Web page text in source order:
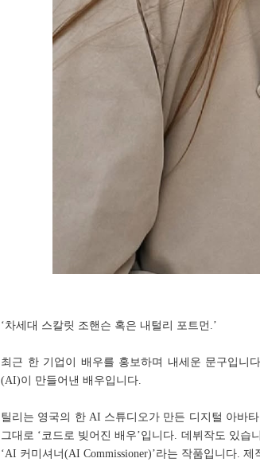
‘차세대 스칼릿 조핸슨 혹은 내털리 포트먼.’
최근 한 기업이 배우를 홍보하며 내세운 문구입니
(AI)이 만들어낸 배우입니다.
틸리는 영국의 한 AI 스튜디오가 만든 디지털 아바
그대로 ‘코드로 빚어진 배우’입니다. 데뷔작도 있
‘AI 커미셔너(AI Commissioner)’라는 작품입니다.